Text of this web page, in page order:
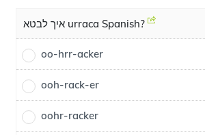
איך לבטא urraca Spanish?
oo-hrr-acker
ooh-rack-er
oohr-racker